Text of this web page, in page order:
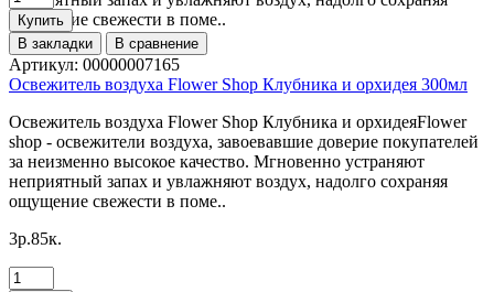
ощущение свежести в поме..
Купить
В закладки
В сравнение
Артикул: 00000007165
Освежитель воздуха Flower Shop Клубника и орхидея 300мл
Освежитель воздуха Flower Shop Клубника и орхидеяFlower
shop - освежители воздуха, завоевавшие доверие покупателей
за неизменно высокое качество. Мгновенно устраняют
неприятный запах и увлажняют воздух, надолго сохраняя
ощущение свежести в поме..
3p.85к.